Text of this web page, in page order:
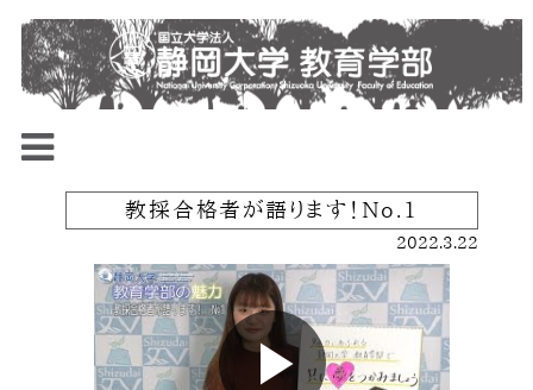
教採合格者が語ります！No.1
2022.3.22